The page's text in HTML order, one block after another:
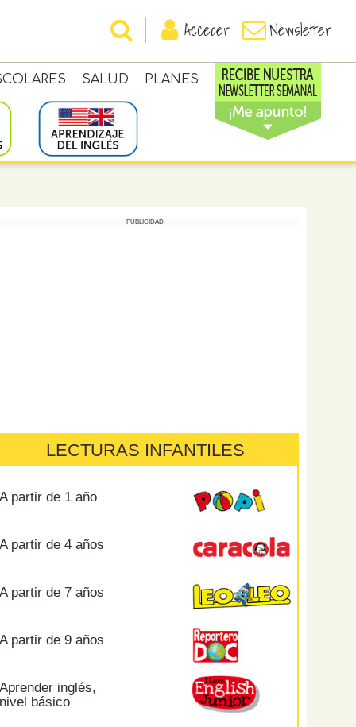
Acceder Newsletter
SALUD PLANES
PUBLICIDAD
LECTURAS INFANTILES
A partir de 1 año
A partir de 4 años
A partir de 7 años
A partir de 9 años
Aprender inglés,
nivel básico